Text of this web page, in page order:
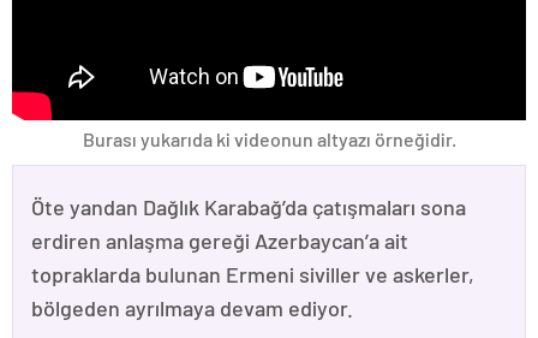
Burası yukarıda ki videonun altyazı örneğidir.
Öte yandan Dağlık Karabağ’da çatışmaları sona
erdiren anlaşma gereği Azerbaycan’a ait
topraklarda bulunan Ermeni siviller ve askerler,
bölgeden ayrılmaya devam ediyor.